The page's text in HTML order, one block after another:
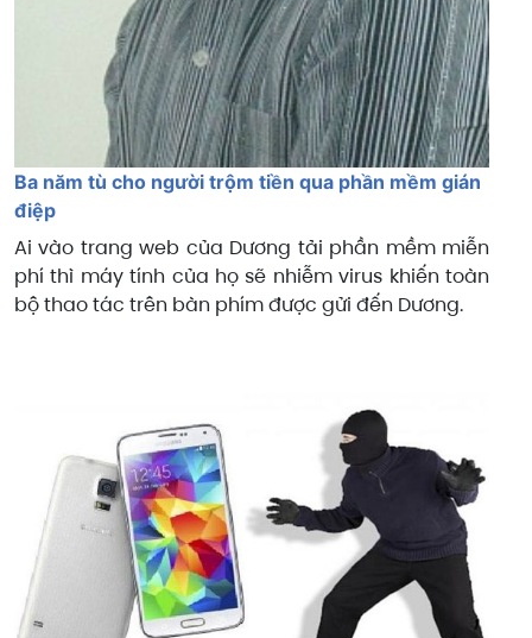
Ba năm tù cho người trộm tiền qua phần mềm gián
điệp
Ai vào trang web của Dương tải phần mềm miễn
phí thì máy tính của họ sẽ nhiễm virus khiến toàn
bộ thao tác trên bàn phím được gửi đến Dương.